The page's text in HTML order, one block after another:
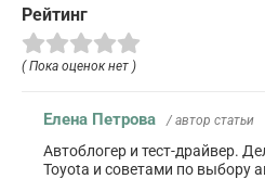
Рейтинг
( Пока оценок нет )
Елена Петрова / автор статьи
Автоблогер и тест-драйвер.
Toyota и советами по выбору